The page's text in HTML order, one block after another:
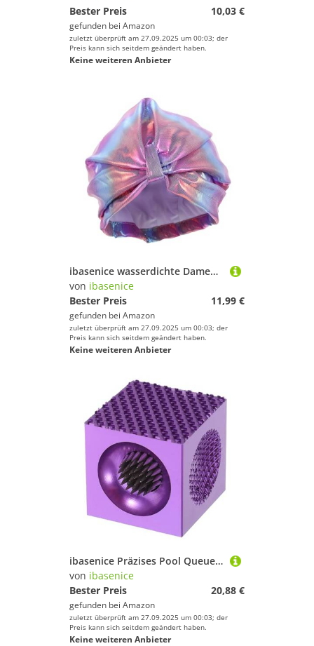
Bester Preis
10,03 €
gefunden bei Amazon
zuletzt überprüft am 27.09.2025 um 00:03; der
Preis kann sich seitdem geändert haben.
Keine weiteren Anbieter
ibasenice wasserdichte Damen Schwimmhaube aus Flexiblem Nylon Leichte Badekappe für Langes Haar Elastisch und Strapazierfähig für Schwimmen und Duschen Modische Bademütze in Lila
von ibasenice
Bester Preis
11,99 €
gefunden bei Amazon
zuletzt überprüft am 27.09.2025 um 00:03; der
Preis kann sich seitdem geändert haben.
Keine weiteren Anbieter
ibasenice Präzises Pool Queue Tip Reparaturwerkzeug aus Kompatibel mit Snooker und Pool Multifunktional für Reinigung Pflege und Schnelle Wartung Tragbares Billiard-Tool für Spieler
von ibasenice
Bester Preis
20,88 €
gefunden bei Amazon
zuletzt überprüft am 27.09.2025 um 00:03; der
Preis kann sich seitdem geändert haben.
Keine weiteren Anbieter